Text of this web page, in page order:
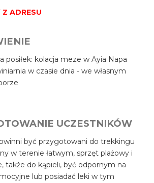
ADRESU
posiłek: kolacja meze w Ayia Napa
w czasie dnia - we własnym
UCZESTNIKÓW
być przygotowani do trekkingu
w terenie łatwym, sprzęt plażowy i
także do kąpieli, być odpornym na
lub posiadać leki w tym